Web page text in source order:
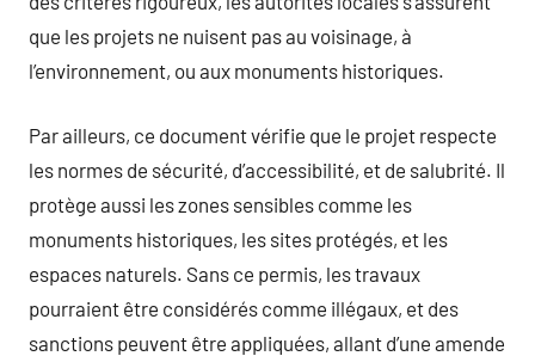
que les projets ne nuisent pas au voisinage, à
l’environnement, ou aux monuments historiques.
Par ailleurs, ce document vérifie que le projet respecte
les normes de sécurité, d’accessibilité, et de salubrité. Il
protège aussi les zones sensibles comme les
monuments historiques, les sites protégés, et les
espaces naturels. Sans ce permis, les travaux
pourraient être considérés comme illégaux, et des
sanctions peuvent être appliquées, allant d’une amende